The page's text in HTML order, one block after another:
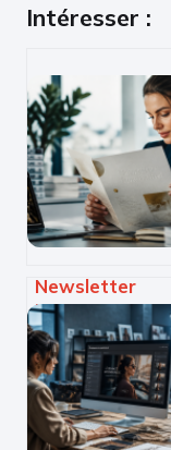
Intéresser :
Newsletter
innovation : 10
articles
sélectionnés
maîtriser votre
veille
technologique